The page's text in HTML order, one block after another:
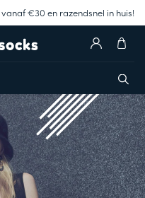
vanaf €30 en razendsnel in huis!